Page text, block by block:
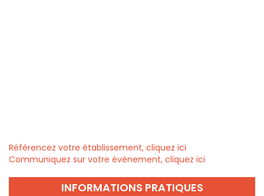
Référencez votre établissement, cliquez ici
Communiquez sur votre évènement, cliquez ici
INFORMATIONS PRATIQUES